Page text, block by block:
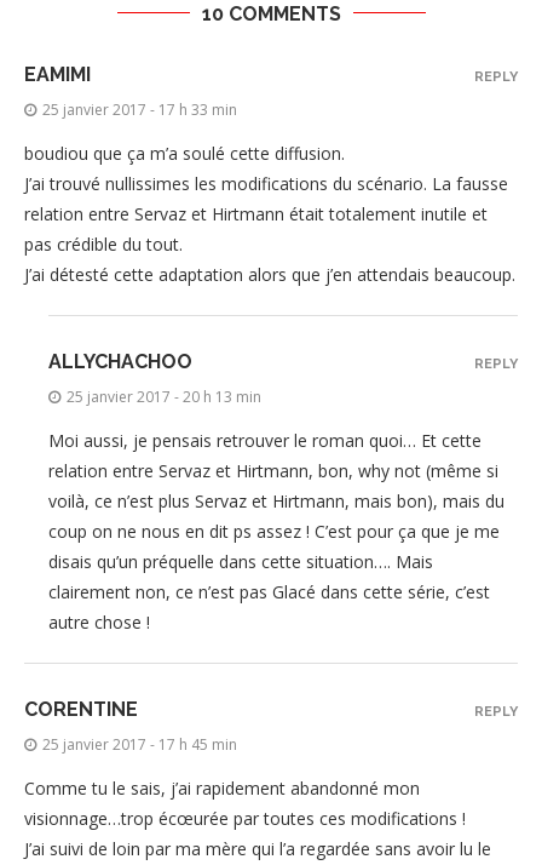
10 COMMENTS
EAMIMI
25 janvier 2017 - 17 h 33 min
boudiou que ça m’a soulé cette diffusion.
J’ai trouvé nullissimes les modifications du scénario. La fausse
relation entre Servaz et Hirtmann était totalement inutile et
pas crédible du tout.
J’ai détesté cette adaptation alors que j’en attendais beaucoup.
REPLY
ALLYCHACHOO
25 janvier 2017 - 20 h 13 min
Moi aussi, je pensais retrouver le roman quoi… Et cette
relation entre Servaz et Hirtmann, bon, why not (même si
voilà, ce n’est plus Servaz et Hirtmann, mais bon), mais du
coup on ne nous en dit ps assez ! C’est pour ça que je me
disais qu’un préquelle dans cette situation…. Mais
clairement non, ce n’est pas Glacé dans cette série, c’est
autre chose !
REPLY
CORENTINE
25 janvier 2017 - 17 h 45 min
Comme tu le sais, j’ai rapidement abandonné mon
visionnage…trop écœurée par toutes ces modifications !
J’ai suivi de loin par ma mère qui l’a regardée sans avoir lu le
REPLY